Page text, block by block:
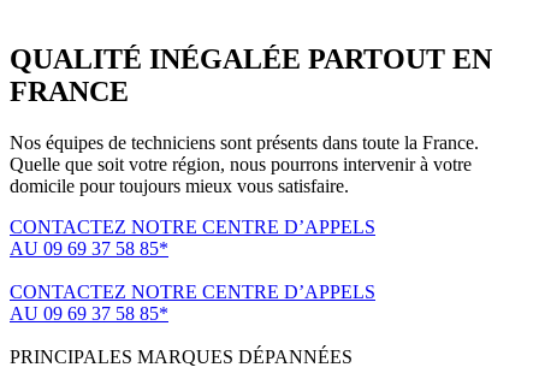
QUALITÉ INÉGALÉE PARTOUT EN
FRANCE
Nos équipes de techniciens sont présents dans toute la France.
Quelle que soit votre région, nous pourrons intervenir à votre
domicile pour toujours mieux vous satisfaire.
CONTACTEZ NOTRE CENTRE D’APPELS
AU 09 69 37 58 85*
CONTACTEZ NOTRE CENTRE D’APPELS
AU 09 69 37 58 85*
PRINCIPALES MARQUES DÉPANNÉES